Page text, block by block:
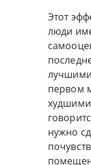
Этот
люди
первом
худшими
нужно